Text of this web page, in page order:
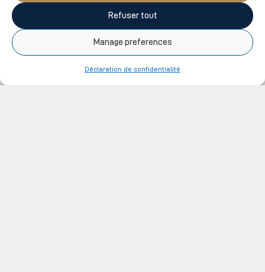
Refuser tout
Manage preferences
Déclaration de confidentialité
Soin Luminosité